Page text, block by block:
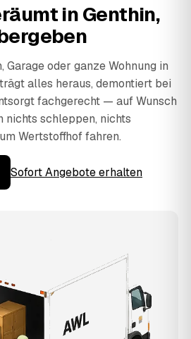
in Genthin,
Garage oder ganze Wohnung in
alles heraus, demontiert bei
fachgerecht — auf Wunsch
nichts schleppen, nichts
Wertstoffhof fahren.
Sofort Angebote erhalten